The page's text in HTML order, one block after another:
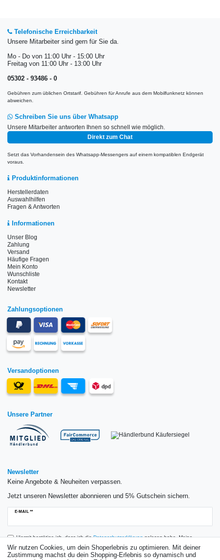
Telefonische Erreichbarkeit
Unsere Mitarbeiter sind gern für Sie da.
Mo - Do von 11:00 Uhr - 15:00 Uhr
Freitag von 11:00 Uhr - 13:00 Uhr
05302 - 93486 - 0
Gebühren zum üblichen Ortstarif. Gebühren für Anrufe aus dem Mobilfunknetz können
abweichen.
Schreiben Sie uns über Whatsapp
Unsere Mitarbeiter antworten Ihnen so schnell wie möglich.
Direkt zum Chat
Setzt das Vorhandensein des Whatsapp-Messengers auf einem kompatiblen Endgerät
voraus.
Produktinformationen
Herstellerdaten
Auswahlhilfen
Fragen & Antworten
Informationen
Unser Blog
Zahlung
Versand
Häufige Fragen
Mein Konto
Wunschliste
Kontakt
Newsletter
Zahlungsoptionen
Versandoptionen
Unsere Partner
Newsletter
Keine Angebote & Neuheiten verpassen.
Jetzt unseren Newsletter abonnieren und 5% Gutschein sichern.
E-MAIL **
Newsletter
Hiermit bestätige ich, dass ich dieDaten­schutz­erklärunggelesen habe. Meine
Einwilligung kann ich jederzeit widerrufen.**
Wir nutzen Cookies, um dein Shoperlebnis zu optimieren. Mit deiner
Zustimmung machst du dein Shopping-Erlebnis so dynamisch und